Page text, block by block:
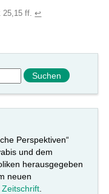
25,15 ff.↩︎
Perspektiven“
und dem
herausgegeben
neuen